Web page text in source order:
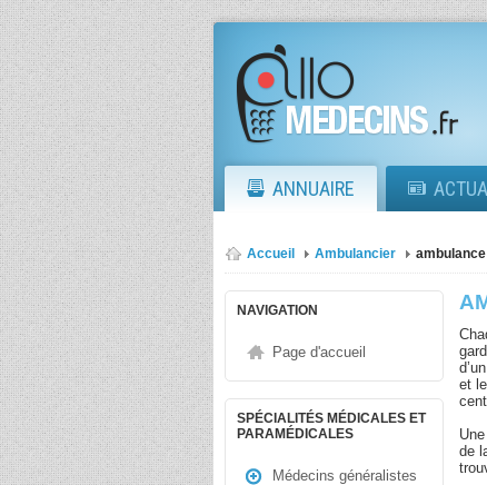
ANNUAIRE
Accueil Ambulancier
NAVIGATION
Page d'accueil
SPÉCIALITÉS MÉDICALES ET
PARAMÉDICALES
Médecins généralistes
et
de